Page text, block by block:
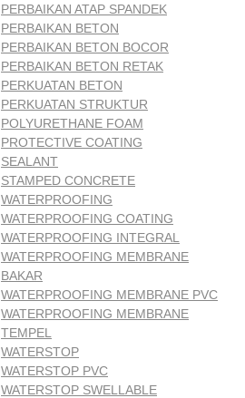
PERBAIKAN ATAP SPANDEK
PERBAIKAN BETON
PERBAIKAN BETON BOCOR
PERBAIKAN BETON RETAK
PERKUATAN BETON
PERKUATAN STRUKTUR
POLYURETHANE FOAM
PROTECTIVE COATING
SEALANT
STAMPED CONCRETE
WATERPROOFING
WATERPROOFING COATING
WATERPROOFING INTEGRAL
WATERPROOFING MEMBRANE
BAKAR
WATERPROOFING MEMBRANE PVC
WATERPROOFING MEMBRANE
TEMPEL
WATERSTOP
WATERSTOP PVC
WATERSTOP SWELLABLE